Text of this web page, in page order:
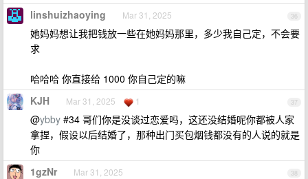
36
linshuizhaoying Mar 31, 2025
她妈妈想让我把钱放一些在她妈妈那里，多少我自己定，不会要
求
哈哈哈 你直接给 1000 你自己定的嘛
37
KJH Mar 31, 2025 1
@ybby #34 哥们你是没谈过恋爱吗，这还没结婚呢你都被人家
拿捏，假设以后结婚了，那种出门买包烟钱都没有的人说的就是
你
38
1gzNr Mar 31, 2025